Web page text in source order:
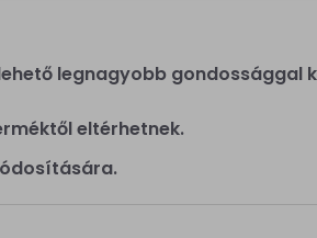
legnagyobb gondossággal
eltérhetnek.